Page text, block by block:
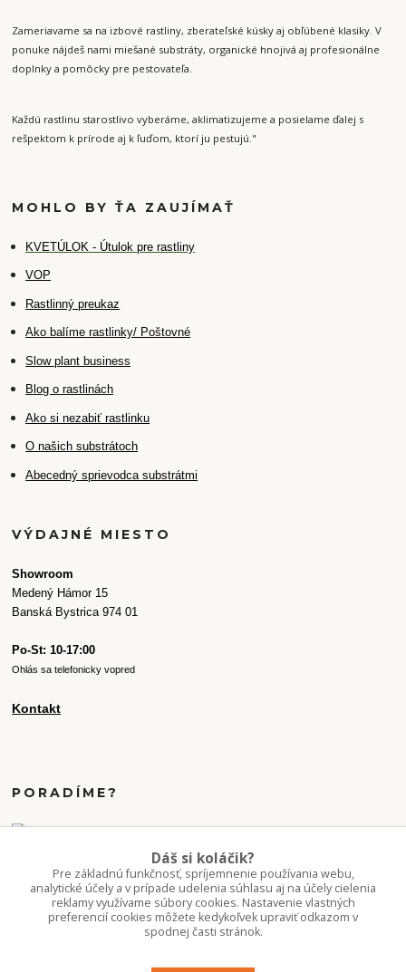
Zameriavame sa na izbové rastliny, zberateľské kúsky aj obľúbené klasiky. V
ponuke nájdeš nami miešané substráty, organické hnojivá aj profesionálne
doplnky a pomôcky pre pestovateľa.
Každú rastlinu starostlivo vyberáme, aklimatizujeme a posielame ďalej s
rešpektom k prírode aj k ľuďom, ktorí ju pestujú."
MOHLO BY ŤA ZAUJÍMAŤ
KVETÚLOK - Útulok pre rastliny
VOP
Rastlinný preukaz
Ako balíme rastlinky/ Poštovné
Slow plant business
Blog o rastlinách
Ako si nezabiť rastlinku
O našich substrátoch
Abecedný sprievodca substrátmi
VÝDAJNÉ MIESTO
Showroom
Medený Hámor 15
Banská Bystrica 974 01
Po-St: 10-17:00
Ohlás sa telefonicky vopred
Kontakt
PORADÍME?
Po-Pi 10-16:00
info.kvetaren@gmail.com
Dáš si koláčik?
Pre základnú funkčnosť, spríjemnenie používania webu,
analytické účely a v prípade udelenia súhlasu aj na účely cielenia
reklamy využívame súbory cookies. Nastavenie vlastných
preferencií cookies môžete kedykoľvek upraviť odkazom v
spodnej časti stránok.